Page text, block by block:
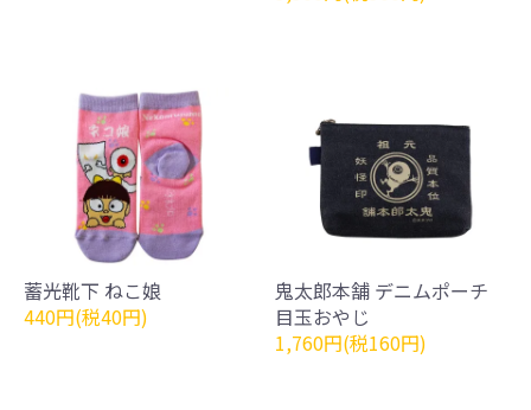
蓄光靴下 ねこ娘
440円(税40円)
鬼太郎本舗 デニムポーチ
目玉おやじ
1,760円(税160円)